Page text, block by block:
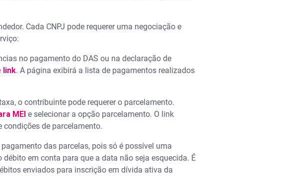
Cada CNPJ pode requerer uma negociação e
no pagamento do DAS ou na declaração de
link. A página exibirá a lista de pagamentos realizados
o contribuinte pode requerer o parcelamento.
MEI e selecionar a opção parcelamento. O link
de parcelamento.
das parcelas, pois só é possível uma
em conta para que a data não seja esquecida. É
enviados para inscrição em dívida ativa da